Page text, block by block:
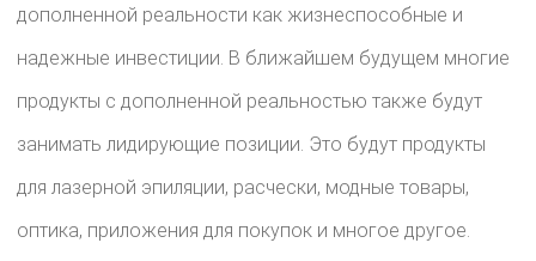
дополненной реальности как жизнеспособные и
надежные инвестиции. В ближайшем будущем многие
продукты с дополненной реальностью также будут
занимать лидирующие позиции. Это будут продукты
для лазерной эпиляции, расчески, модные товары,
оптика, приложения для покупок и многое другое.